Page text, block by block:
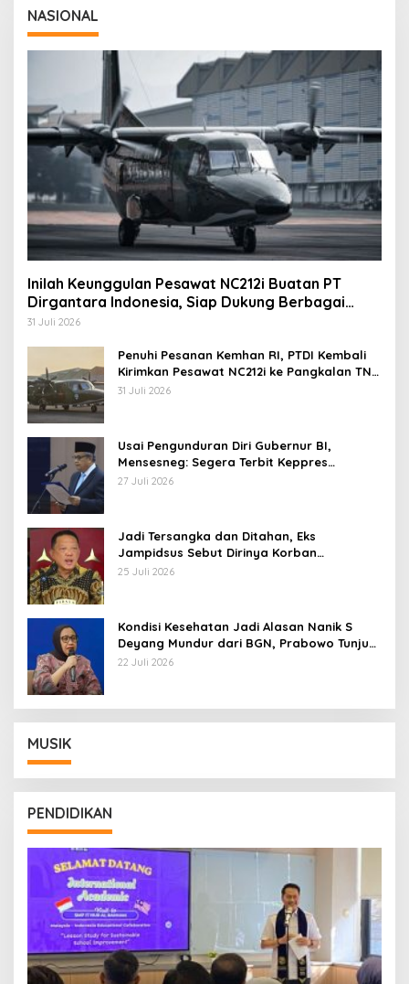
NASIONAL
Inilah Keunggulan Pesawat NC212i Buatan PT
Dirgantara Indonesia, Siap Dukung Berbagai
Operasi TNI
31 Juli 2026
Penuhi Pesanan Kemhan RI, PTDI Kembali
Kirimkan Pesawat NC212i ke Pangkalan TNI
AU
31 Juli 2026
Usai Pengunduran Diri Gubernur BI,
Mensesneg: Segera Terbit Keppres
Pemberhentian dengan Hormat
27 Juli 2026
Jadi Tersangka dan Ditahan, Eks
Jampidsus Sebut Dirinya Korban
Kriminalisasi
25 Juli 2026
Kondisi Kesehatan Jadi Alasan Nanik S
Deyang Mundur dari BGN, Prabowo Tunjuk
Wamentan Sudaryono
22 Juli 2026
MUSIK
PENDIDIKAN